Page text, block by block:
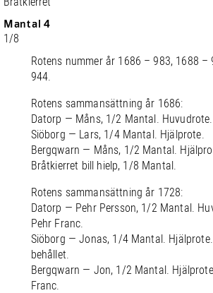
Mantal 4
1/8
Rotens nummer år 1686 – 983, 1688
944.
Rotens sammansättning år 1686:
Datorp — Måns, 1/2 Mantal. Huvudrote.
Siöborg — Lars, 1/4 Mantal. Hjälprote.
Bergqwarn — Måns, 1/2 Mantal.
Bråtkierret bill hielp, 1/8 Mantal.
Rotens sammansättning år 1728:
Datorp — Pehr Persson, 1/2 Mantal.
Pehr Franc.
Siöborg — Jonas, 1/4 Mantal.
behållet.
Bergqwarn — Jon, 1/2 Mantal.
Franc.